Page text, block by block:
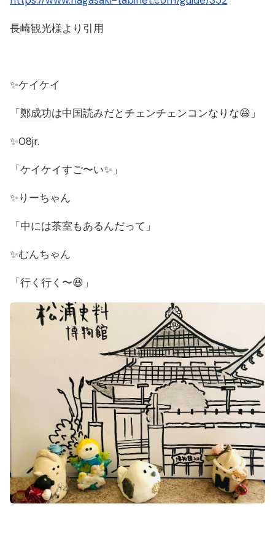
長崎観光様より引用
✨ケイケイ
「鄭成功は中国読みだとチェンチェンコンなりな😆」
✨08jr.
「ケイケイすご〜い✨」
✨りーちゃん
「中には茶室もあるんだって」
✨むんちゃん
「行く行く〜😆」